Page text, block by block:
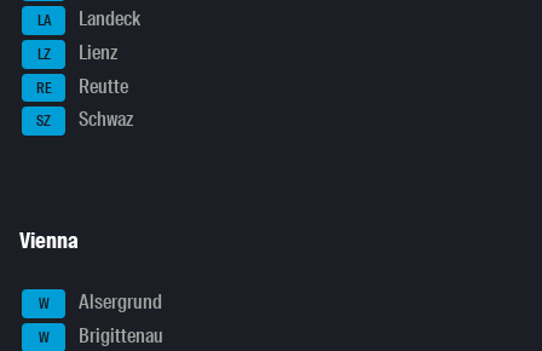
LA Landeck
LZ Lienz
RE Reutte
SZ Schwaz
Vienna
W Alsergrund
W Brigittenau